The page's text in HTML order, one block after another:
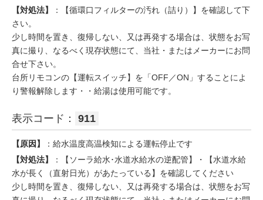
【対処法】
：【循環口フィルターの汚れ（詰り）】を確認して下
さい。
少し時間を置き、復帰しない、又は再発する場合は、状態をお写
真に撮り、なるべく現存状態にて、当社・またはメーカーにお問
合せ下さい。
台所リモコンの【運転スイッチ】を「OFF／ON」することによ
り警報解除します・・給湯は使用可能です。
表示コード： 911
【原因】
：給水温度高温検知による運転停止です
【対処法】
：【ソーラ給水･水道水給水の逆配管】・【水道水給
水が長く（直射日光）があたっている】を確認してください
少し時間を置き、復帰しない、又は再発する場合は、状態をお写